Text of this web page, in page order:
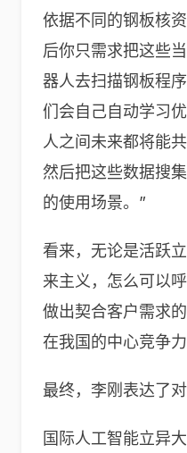
依据不同的钢板核
后你只需求把这些
器人去扫描钢板程
们会自己自动学习
人之间未来都将能
然后把这些数据搜
的使用场景。”
看来，无论是活跃
来主义，怎么可以
做出契合客户需求
在我国的中心竞争力
最终，李刚表达了
国际人工智能立异